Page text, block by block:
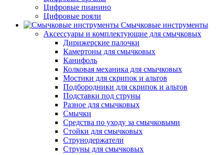
Цифровые пианино
Цифровые рояли
Смычковые инструменты
Аксессуары и комплектующие для смычковых
Дирижерские палочки
Камертоны для смычковых
Канифоль
Колковая механика для смычковых
Мостики для скрипок и альтов
Подбородники для скрипок и альтов
Подставки под струны
Разное для смычковых
Смычки
Средства по уходу за смычковыми
Стойки для смычковых
Струнодержатели
Струны для смычковых